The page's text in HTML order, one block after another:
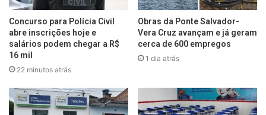
Concurso para Polícia Civil
abre inscrições hoje e
salários podem chegar a R$
16 mil
22 minutos atrás
Obras da Ponte Salvador-
Vera Cruz avançam e já geram
cerca de 600 empregos
1 dia atrás